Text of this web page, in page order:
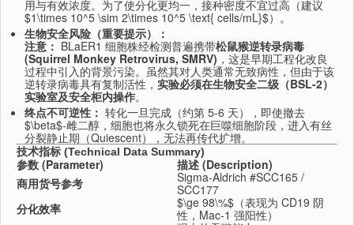
用与有效浓度。 为了使分化更均一， 接种密度不宜过高（建议
$1\times 10^5 \sim 2\times 10^5 \text{ cells/mL}$）。
生物安全风险（重要提示）：
注意： BLaER1 细胞株经检测普遍携带松鼠猴逆转录病毒
(Squirrel Monkey Retrovirus, SMRV) ，这是早期工程化改良
过程中引入的背景污染。 虽然其对人类通常无致病性，但由于该
逆转录病毒具有复制活性， 实验必须在生物安全二级（BSL-2）
实验室及安全柜内操作。
终点不可逆性： 转化一旦完成（约第 5-6 天）， 即使撤去
$\beta$-雌二醇， 细胞也将永久锁死在巨噬细胞阶段， 进入有丝
分裂静止期（Quiescent）， 无法再传代扩增。
技术指标 (Technical Data Summary)
参数 (Parameter)
描述 (Description)
商用货号参考
Sigma-Aldrich #SCC165 /
SCC177
分化效率
$\ge 98\%$ （表现为 CD19 阴
性，Mac-1 强阳性）